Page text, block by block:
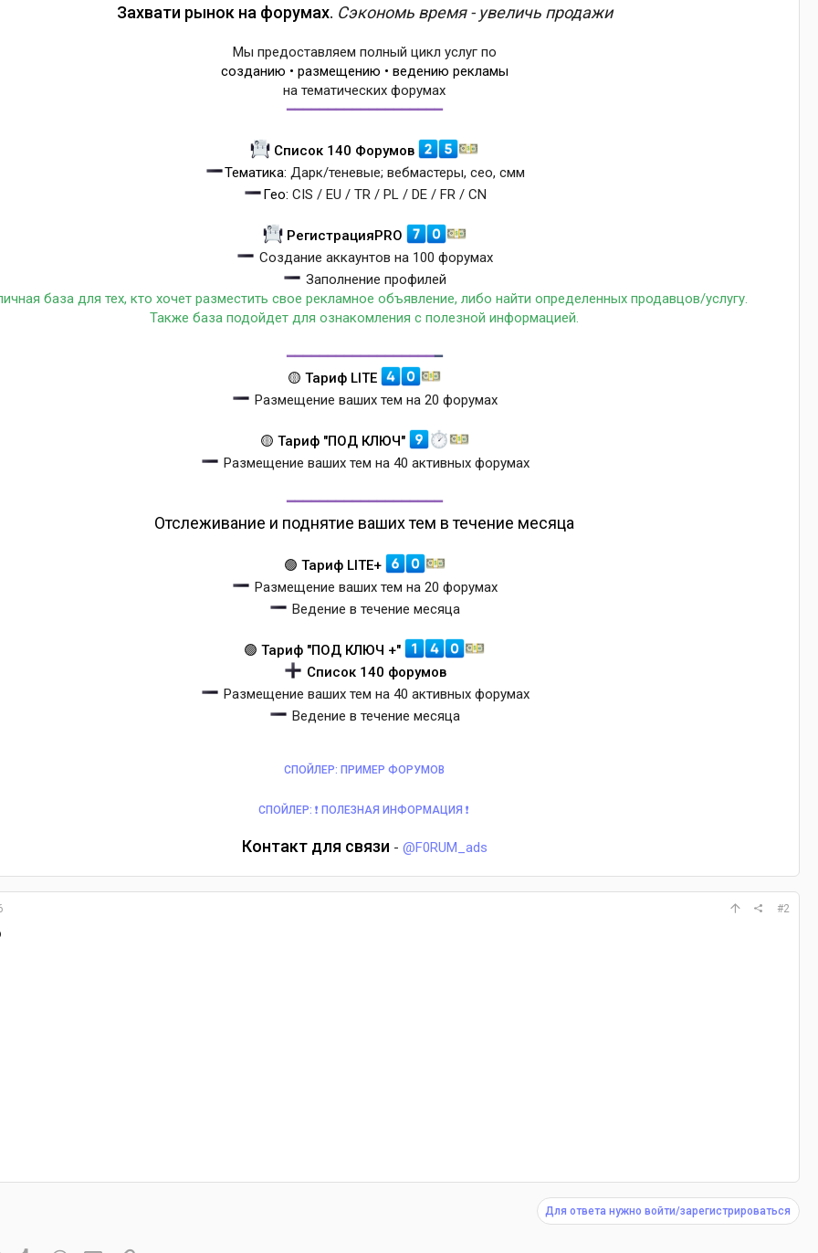
Захвати рынок на форумах. Сэкономь время - увеличь продажи
Мы предоставляем полный цикл услуг по
созданию • размещению • ведению рекламы
на тематических форумах
━━━━━━━━━━━━━━━━━━━
Список 140 Форумов
Тематика: Дарк/теневые; вебмастеры, сео, смм
Гео: CIS / EU / TR / PL / DE / FR / CN
РегистрацияPRO
Создание аккаунтов на 100 форумах
Заполнение профилей
база для тех, кто хочет разместить свое рекламное объявление, либо найти определенных продавцов/услугу.
Также база подойдет для ознакомления с полезной информацией.
━━━━━━━━━━━━━━━━━━━
🟡 Тариф LITE
Размещение ваших тем на 20 форумах
🟡 Тариф "ПОД КЛЮЧ"
Размещение ваших тем на 40 активных форумах
━━━━━━━━━━━━━━━━━━━
Отслеживание и поднятие ваших тем в течение месяца
🟢 Тариф LITE+
Размещение ваших тем на 20 форумах
Ведение в течение месяца
🟢 Тариф "ПОД КЛЮЧ +"
Список 140 форумов
Размещение ваших тем на 40 активных форумах
Ведение в течение месяца
СПОЙЛЕР: ПРИМЕР ФОРУМОВ
СПОЙЛЕР: ❗️ ПОЛЕЗНАЯ ИНФОРМАЦИЯ ❗️
Контакт для связи - @F0RUM_ads
#2
Для ответа нужно войти/зарегистрироваться